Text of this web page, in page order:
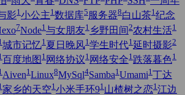
影1 小公主1 数据库5 服务器8白山茶1 纪念
7Node1 与女朋友1 乡野田间 2农村生活1
城市记忆1 夏日晚风1 学生时代1 延时摄影2
百度地图 1 网络协议1 网络安全1 跌落暮色1
Aiven1 Linux8MySql4Samba1 Umami1 丁达
家乡的天空1 小米手环91 山楂树之恋1 江边